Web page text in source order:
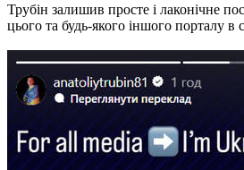
Трубін залишив просте і лаконічне
цього та будь-якого іншого порталу в